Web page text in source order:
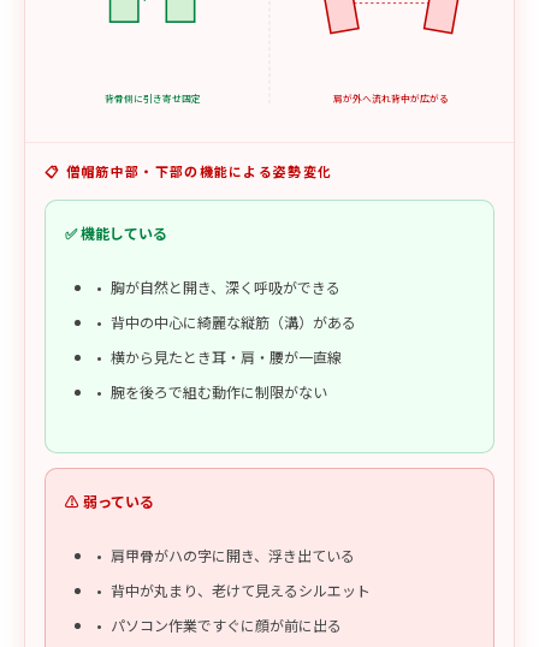
背骨側に引き寄せ固定 肩が外へ流れ背中が広がる
📋 僧帽筋中部・下部の機能による姿勢変化
✅ 機能している
胸が自然と開き、深く呼吸ができる
背中の中心に綺麗な縦筋（溝）がある
横から見たとき耳・肩・腰が一直線
腕を後ろで組む動作に制限がない
⚠️ 弱っている
肩甲骨がハの字に開き、浮き出ている
背中が丸まり、老けて見えるシルエット
パソコン作業ですぐに顔が前に出る